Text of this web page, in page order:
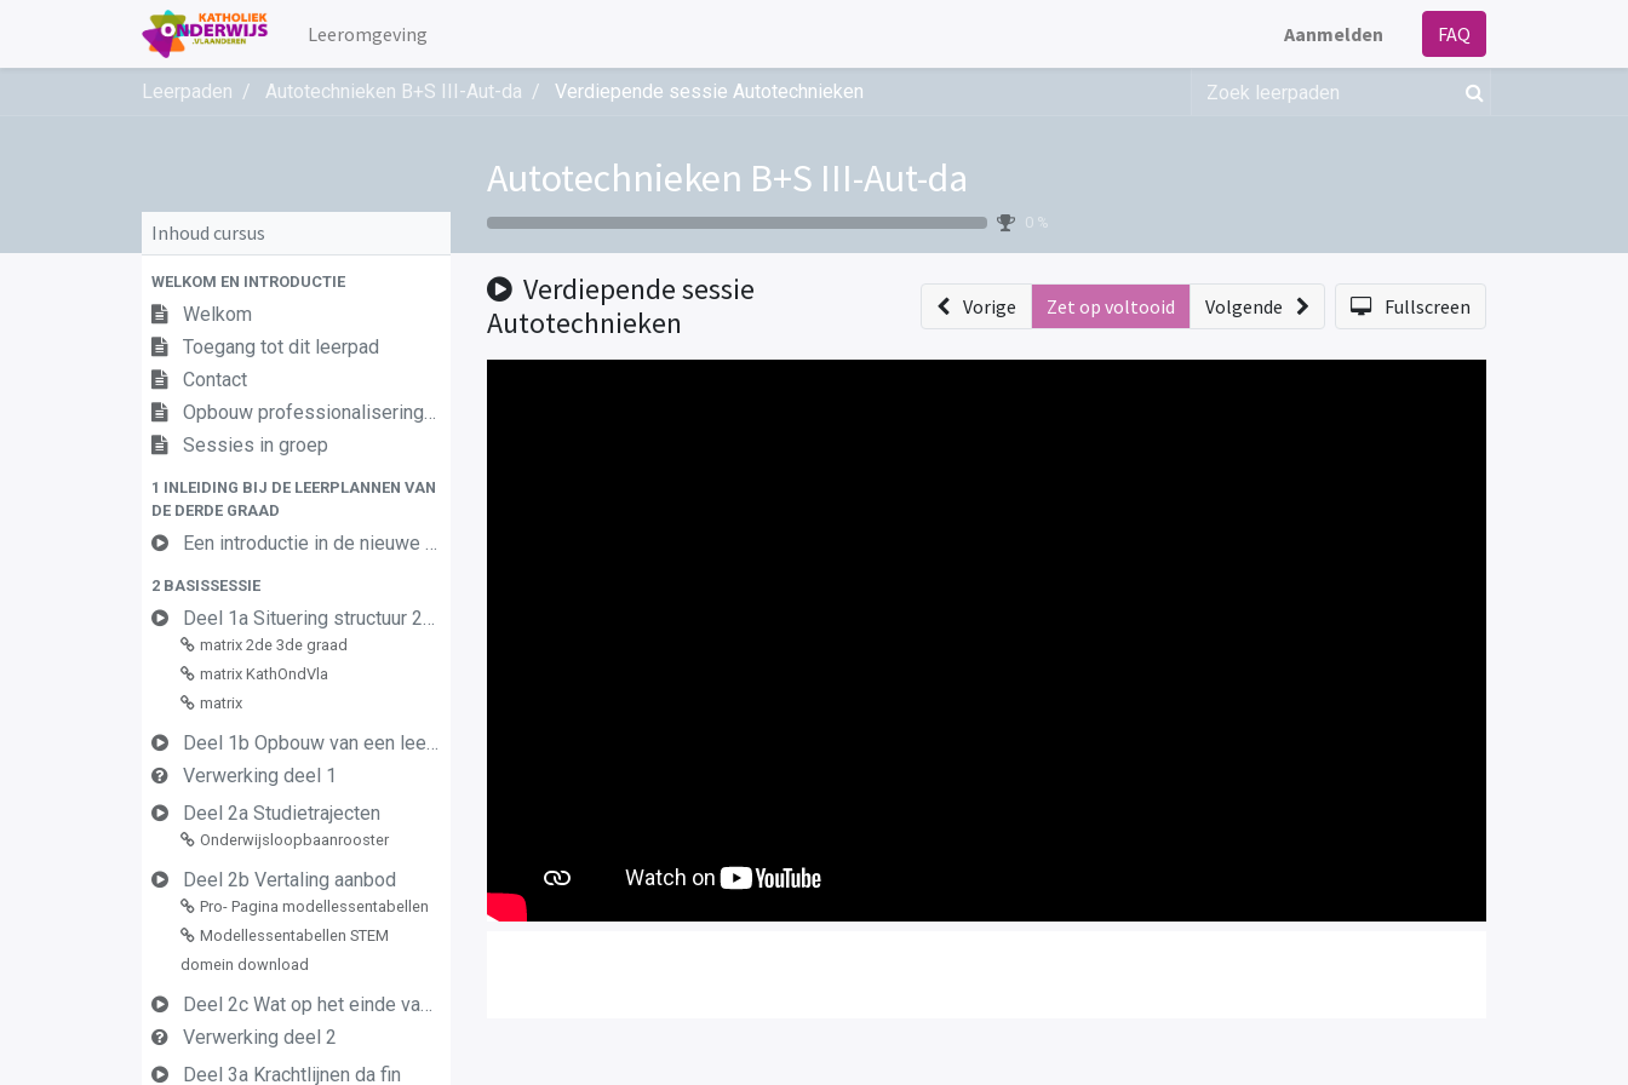
Leeromgeving Aanmelden FAQ
Leerpaden Autotechnieken B+S III-Aut-da Verdiepende sessie Autotechnieken
Autotechnieken B+S III-Aut-da
0 %
Inhoud cursus
WELKOM EN INTRODUCTIE
Welkom
Toegang tot dit leerpad
Contact
Opbouw professionaliseringstraject
Sessies in groep
1 INLEIDING BIJ DE LEERPLANNEN VAN
DE DERDE GRAAD
Een introductie in de nieuwe leerplannen van de derde graad
2 BASISSESSIE
Deel 1a Situering structuur 2de en 3de graad
matrix 2de 3de graad
matrix KathOndVla
matrix
Deel 1b Opbouw van een leerplan vormingsconcept
Verwerking deel 1
Deel 2a Studietrajecten
Onderwijsloopbaanrooster
Deel 2b Vertaling aanbod
Pro- Pagina modellessentabellen
Modellessentabellen STEM
domein download
Deel 2c Wat op het einde van de graad
Verwerking deel 2
Deel 3a Krachtlijnen da fin
Verdiepende sessie
Autotechnieken
Vorige Zet op voltooid Volgende Fullscreen